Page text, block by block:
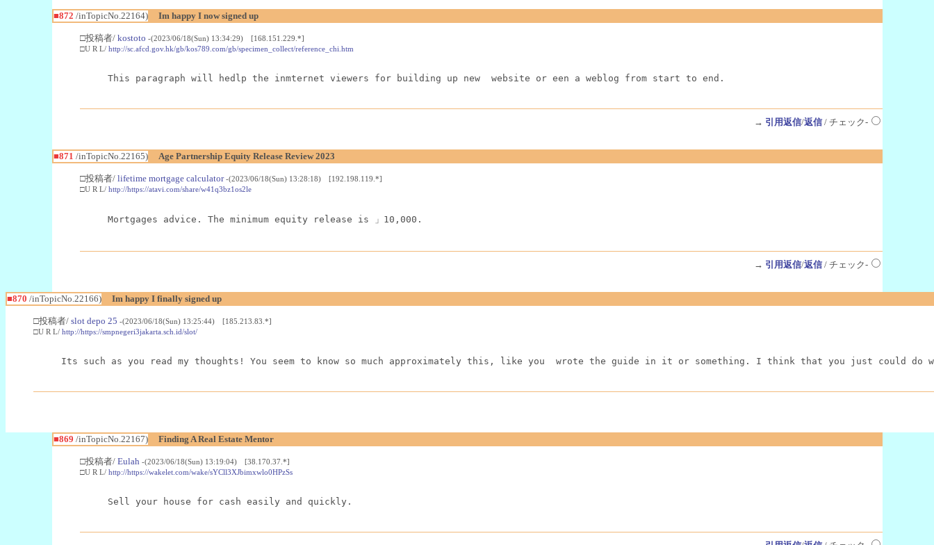
■872 /inTopicNo.22164) Im happy I now signed up
□投稿者/ kostoto -(2023/06/18(Sun) 13:34:29) [168.151.229.*]
□U R L/ http://sc.afcd.gov.hk/gb/kos789.com/gb/specimen_collect/reference_chi.htm
This paragraph will hedlp the inmternet viewers for building up new  website or een a weblog from start to end.
→ 引用返信/返信/ チェック-
■871 /inTopicNo.22165) Age Partnership Equity Release Review 2023
□投稿者/ lifetime mortgage calculator -(2023/06/18(Sun) 13:28:18) [192.198.119.*]
□U R L/ http://https://atavi.com/share/w41q3bz1os2le
Mortgages advice. The minimum equity release is 」10,000.
→ 引用返信/返信/ チェック-
■870 /inTopicNo.22166) Im happy I finally signed up
□投稿者/ slot depo 25 -(2023/06/18(Sun) 13:25:44) [185.213.83.*]
□U R L/ http://https://smpnegeri3jakarta.sch.id/slot/
Its such as you read my thoughts! You seem to know so much approximately this, like you  wrote the guide in it or something. I think that you just
■869 /inTopicNo.22167) Finding A Real Estate Mentor
□投稿者/ Eulah -(2023/06/18(Sun) 13:19:04) [38.170.37.*]
□U R L/ http://https://wakelet.com/wake/sYCll3XJbimxwlo0HPzSs
Sell your house for cash easily and quickly.